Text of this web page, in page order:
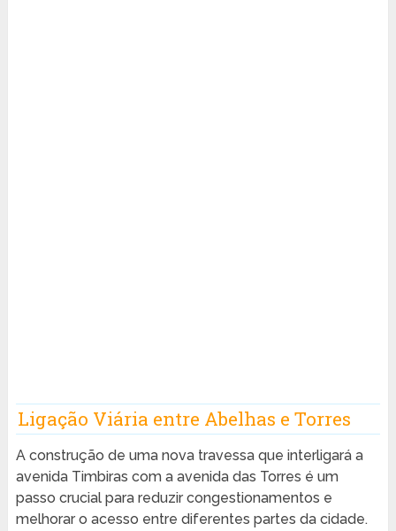
Ligação Viária entre Abelhas e Torres
A construção de uma nova travessa que interligará a
avenida Timbiras com a avenida das Torres é um
passo crucial para reduzir congestionamentos e
melhorar o acesso entre diferentes partes da cidade.